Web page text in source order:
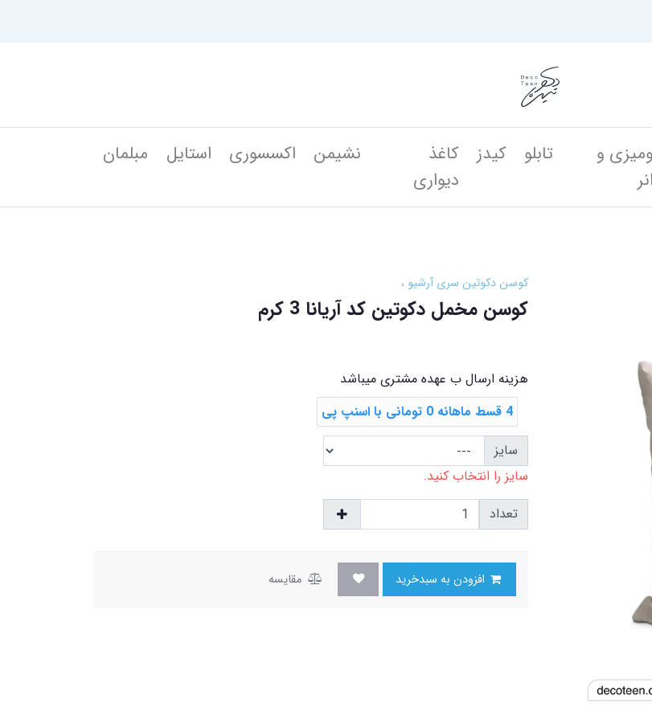
و
تابلو کیدز
کاغذ
دیواری
نشیمن اکسسوری استایل مبلمان
کوسن دکوتین سری آرشیو
کوسن مخمل دکوتین کد آریانا 3 کرم
هزینه ارسال ب عهده مشتری میباشد
4 قسط ماهانه 0 تومانی با اسنپ ‌پی
سایز
سایز را انتخاب کنید.
تعداد
مقایسه